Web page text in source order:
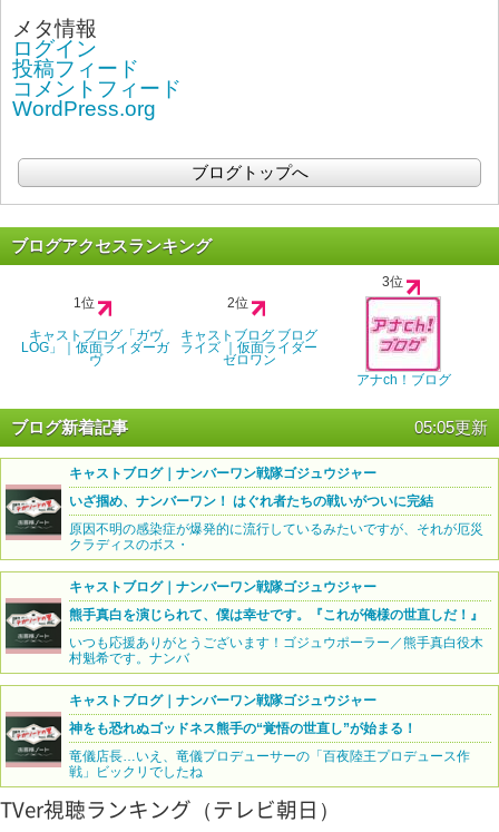
メタ情報
ログイン
投稿フィード
コメントフィード
WordPress.org
ブログトップへ
ブログアクセスランキング
1位
キャストブログ「ガヴ
LOG」｜仮面ライダーガ
ヴ
2位
キャストブログ ブログ
ライズ ｜仮面ライダー
ゼロワン
3位
アナch！ブログ
ブログ新着記事 05:05更新
キャストブログ｜ナンバーワン戦隊ゴジュウジャー
いざ掴め、ナンバーワン！ はぐれ者たちの戦いがついに完結
原因不明の感染症が爆発的に流行しているみたいですが、それが厄災
クラディスのボス・
キャストブログ｜ナンバーワン戦隊ゴジュウジャー
熊手真白を演じられて、僕は幸せです。『これが俺様の世直しだ！』
いつも応援ありがとうございます！ゴジュウポーラー／熊手真白役木
村魁希です。ナンバ
キャストブログ｜ナンバーワン戦隊ゴジュウジャー
神をも恐れぬゴッドネス熊手の“覚悟の世直し”が始まる！
竜儀店長…いえ、竜儀プロデューサーの「百夜陸王プロデュース作
戦」ビックリでしたね
TVer視聴ランキング（テレビ朝日）